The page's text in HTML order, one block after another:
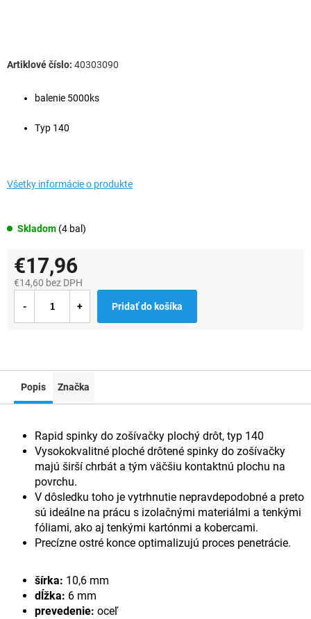
Skladom (4 bal)
balenie 5000ks
Typ 140
Všetky informácie o produkte
40303090
€17,96
€14,60 bez DPH
cena:
Pridať do košíka
Popis Značka
Rapid spinky do zošívačky plochý drôt, typ 140
Vysokokvalitné ploché drôtené spinky do zošívačky
majú širší chrbát a tým väčšiu kontaktnú plochu na
povrchu.
V dôsledku toho je vytrhnutie nepravdepodobné a preto
sú ideálne na prácu s izolačnými materiálmi a tenkými
fóliami, ako aj tenkými kartónmi a kobercami.
Precízne ostré konce optimalizujú proces penetrácie.
šírka: 10,6 mm
dĺžka: 6 mm
prevedenie: oceľ